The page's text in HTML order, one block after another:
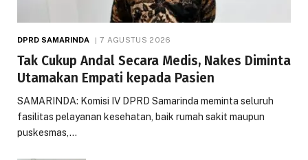
DPRD SAMARINDA 7 AGUSTUS 2026
Tak Cukup Andal Secara Medis, Nakes Diminta
Utamakan Empati kepada Pasien
SAMARINDA: Komisi IV DPRD Samarinda meminta seluruh
fasilitas pelayanan kesehatan, baik rumah sakit maupun
puskesmas,…